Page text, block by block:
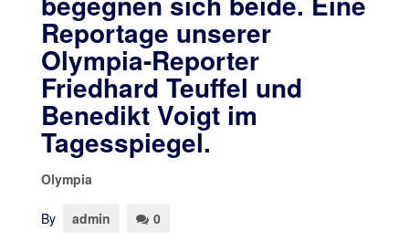
Reportage unserer
Olympia-Reporter
Friedhard Teuffel und
Benedikt Voigt im
Tagesspiegel.
Olympia
By admin 0